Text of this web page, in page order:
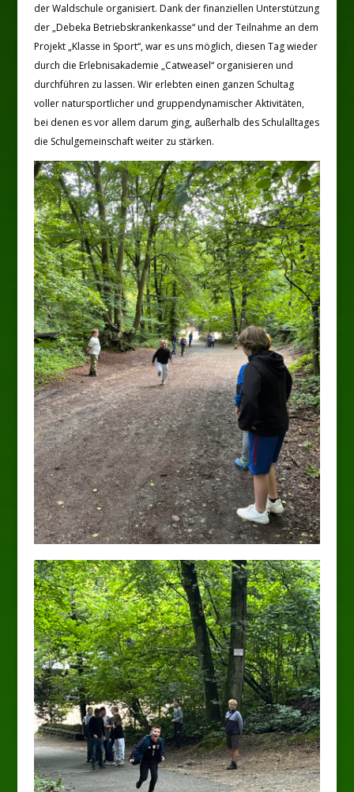
der Waldschule organisiert. Dank der finanziellen Unterstützung
der „Debeka Betriebskrankenkasse“ und der Teilnahme an dem
Projekt „Klasse in Sport“, war es uns möglich, diesen Tag wieder
durch die Erlebnisakademie „Catweasel“ organisieren und
durchführen zu lassen. Wir erlebten einen ganzen Schultag
voller natursportlicher und gruppendynamischer Aktivitäten,
bei denen es vor allem darum ging, außerhalb des Schulalltages
die Schulgemeinschaft weiter zu stärken.